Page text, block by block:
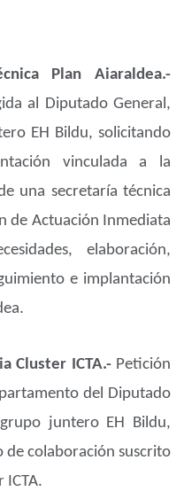
Plan Aiaraldea.-
al Diputado General,
EH Bildu, solicitando
vinculada a la
una secretaría técnica
de Actuación Inmediata
elaboración,
e implantación
Cluster ICTA.- Petición
del Diputado
juntero EH Bildu,
de colaboración suscrito
ICTA.